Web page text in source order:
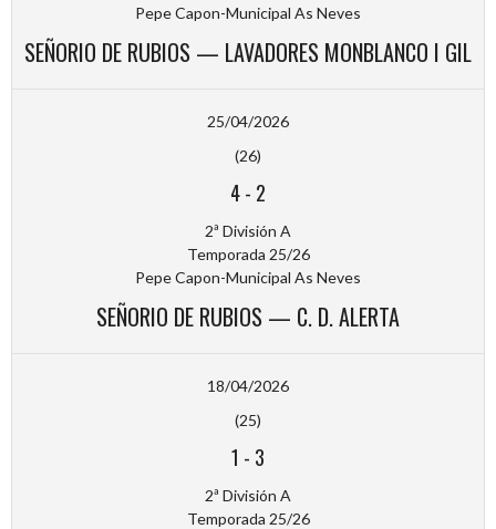
Pepe Capon-Municipal As Neves
SEÑORIO DE RUBIOS — LAVADORES MONBLANCO I GIL
25/04/2026
(26)
4- 2
2ª División A
Temporada 25/26
Pepe Capon-Municipal As Neves
SEÑORIO DE RUBIOS — C. D. ALERTA
18/04/2026
(25)
1 - 3
2ª División A
Temporada 25/26